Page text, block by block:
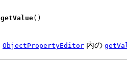
getValue()
ObjectPropertyEditor 内の